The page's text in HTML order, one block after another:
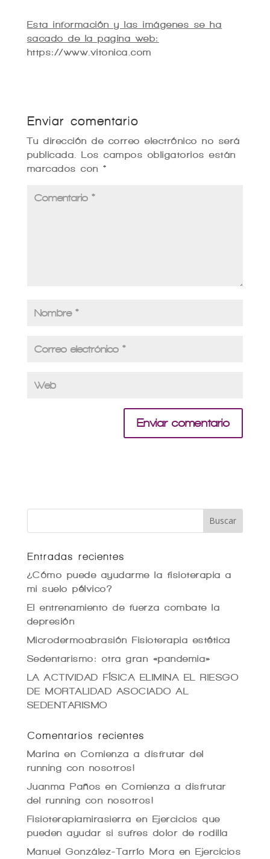
Esta información y las imágenes se ha
sacado de la pagina web:
https://www.vitonica.com
Enviar comentario
Tu dirección de correo electrónico no será
publicada.
Los campos obligatorios están
marcados con*
Entradas recientes
¿Cómo puede ayudarme la fisioterapia a
mi suelo pélvico?
El entrenamiento de fuerza combate la
depresión
Microdermoabrasión Fisioterapia estética
Sedentarismo: otra gran «pandemia»
LA ACTIVIDAD FÍSICA ELIMINA EL RIESGO
DE MORTALIDAD ASOCIADO AL
SEDENTARISMO
Comentarios recientes
Marina en Comienza a disfrutar del
running con nosotros!
Juanma Paños en Comienza a disfrutar
del running con nosotros!
Fisioterapiamirasierra en Ejercicios que
pueden ayudar si sufres dolor de rodilla
Manuel González-Tarrío Mora enEjercicios